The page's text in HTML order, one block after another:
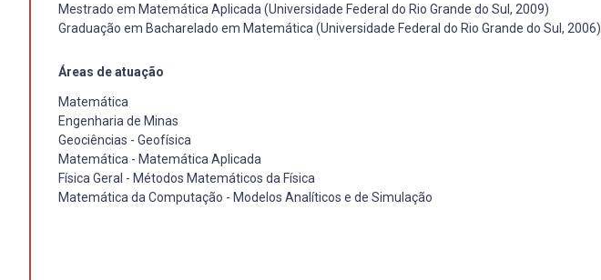
Mestrado em Matemática Aplicada (Universidade Federal do Rio Grande do Sul, 2009)
Graduação em Bacharelado em Matemática (Universidade Federal do Rio Grande do Sul, 2006)
Áreas de atuação
Matemática
Engenharia de Minas
Geociências - Geofísica
Matemática - Matemática Aplicada
Física Geral - Métodos Matemáticos da Física
Matemática da Computação - Modelos Analíticos e de Simulação